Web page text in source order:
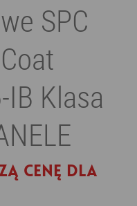
SPC
Klasa
cenę dla